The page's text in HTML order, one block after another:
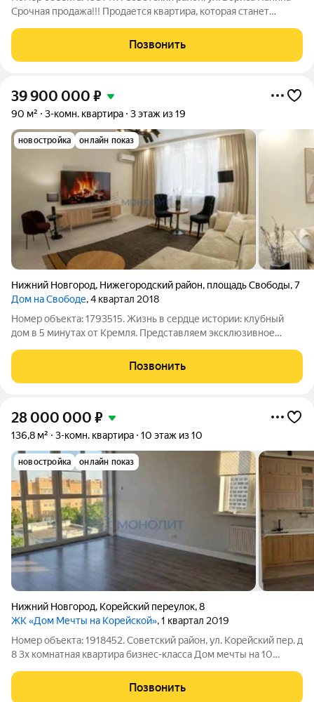
Срочная продажа!!! Продается квартира, которая станет
вниманию просторную трехкомнатную квартиру на 10 этаже
10-этажного дома площадью
Позвонить
39 900 000 ₽
90 м² 3-комн. квартира 3 этаж из 19
новостройка онлайн показ
Нижний Новгород, Нижегородский район, площадь Свободы,7
Дом на Свободе, 4 квартал 2018
Номер объекта: 1793515. Жизнь в сердце истории: клубный
дом в 5 минутах от Кремля. Представляем эксклюзивное
на Свободе». Это не просто жилье, а билет в закрытое клубное
сообщество в 5 минутах от
Позвонить
28 000 000 ₽
136,8 м² 3-комн. квартира 10 этаж из 10
новостройка онлайн показ
Нижний Новгород, Корейский переулок,8
ЖК «Дом Мечты на Корейской», 1 квартал 2019
Номер объекта: 1918452. Советский район, ул. Корейский пер. д
8 3х комнатная квартира бизнес-класса Дом мечты на 10
(душ и ванна с гидромассажем), гардеробная. Окна
панорамные, высокие
Позвонить